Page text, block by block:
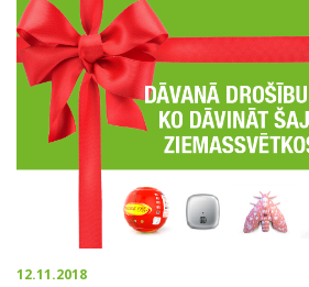
12.11.2018